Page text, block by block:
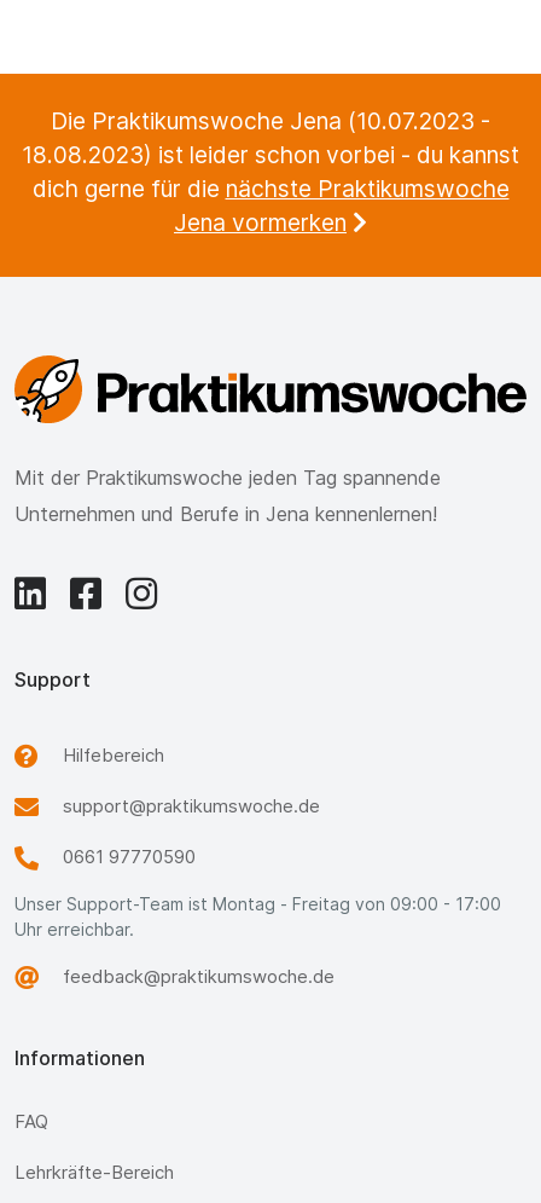
Die Praktikumswoche Jena (10.07.2023 -
18.08.2023) ist leider schon vorbei - du kannst
dich gerne für die nächste Praktikumswoche
Jena vormerken
Mit der Praktikumswoche jeden Tag spannende
Unternehmen und Berufe in Jena kennenlernen!
Support
Hilfebereich
support@praktikumswoche.de
0661 97770590
Unser Support-Team ist Montag - Freitag von 09:00 - 17:00
Uhr erreichbar.
feedback@praktikumswoche.de
Informationen
FAQ
Lehrkräfte-Bereich